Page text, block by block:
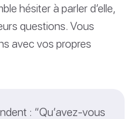
hésiter à parler d’elle,
questions. Vous
avec vos propres
: “Qu’avez-vous